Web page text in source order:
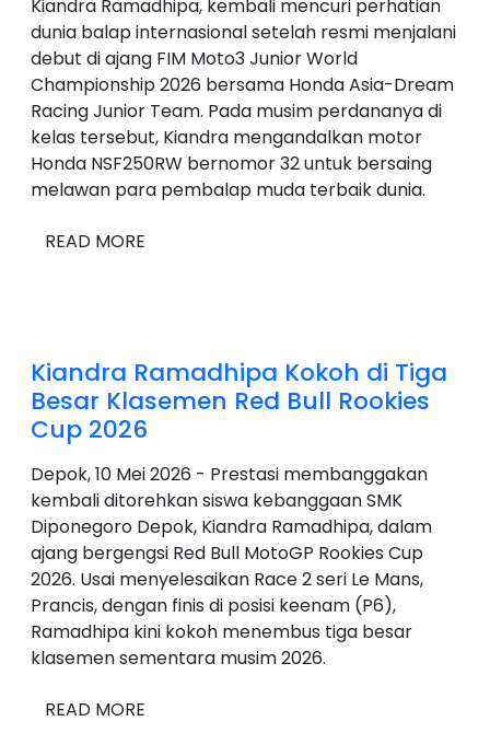
Kiandra Ramadhipa, kembali mencuri perhatian
dunia balap internasional setelah resmi menjalani
debut di ajang FIM Moto3 Junior World
Championship 2026 bersama Honda Asia-Dream
Racing Junior Team. Pada musim perdananya di
kelas tersebut, Kiandra mengandalkan motor
Honda NSF250RW bernomor 32 untuk bersaing
melawan para pembalap muda terbaik dunia.
READ MORE
Kiandra Ramadhipa Kokoh di Tiga
Besar Klasemen Red Bull Rookies
Cup 2026
Depok, 10 Mei 2026 - Prestasi membanggakan
kembali ditorehkan siswa kebanggaan SMK
Diponegoro Depok, Kiandra Ramadhipa, dalam
ajang bergengsi Red Bull MotoGP Rookies Cup
2026. Usai menyelesaikan Race 2 seri Le Mans,
Prancis, dengan finis di posisi keenam (P6),
Ramadhipa kini kokoh menembus tiga besar
klasemen sementara musim 2026.
READ MORE